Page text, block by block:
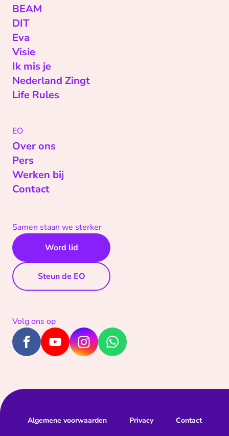
BEAM
DIT
Eva
Visie
Ik mis je
Nederland Zingt
Life Rules
EO
Over ons
Pers
Werken bij
Contact
Samen staan we sterker
Word lid
Steun de EO
Volg ons op
Algemene voorwaarden Privacy Contact